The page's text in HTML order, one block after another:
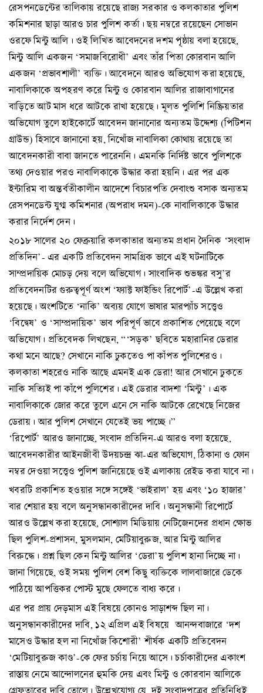
রেসপনডেন্টের তালিকায় রয়েছে রাজ্য সরকার ও কলকাতার পুলিশ
কমিশনার ছাড়া আরও চার পুলিশ কর্তা। ছয় নম্বরে রয়েছেন সোভান
ওরফে মিন্টু আলি। ওই লিখিত আবেদনের দশম পৃষ্ঠায় বলা হয়েছে,
মিন্টু আলি একজন ‘সমাজবিরোধী’ এবং তাঁর পিতা কোরবান আলি
একজন ‘প্রভাবশালী’ ব্যক্তি। আবেদনে আরও অভিযোগ করা হয়েছে,
নাবালিকাকে অপহরণ করে মিন্টু ও কোরবান আলির রাজাবাগানের
বাড়িতে আট মাস ধরে আটকে রাখা হয়েছে। মূলত পুলিশি নিষ্ক্রিয়তার
অভিযোগ তুলে হাইকোর্টে আবেদন জানানোর অন্যতম উদ্দেশ্য (পিটিশন
গ্রাউন্ড) হিসাবে জানানো হয়, নিখোঁজ নাবালিকা কোথায় রয়েছে তা
আবেদনকারী বাবা জানতে পারেননি। এমনকি নির্দিষ্ট ভাবে পুলিশকে
তথ্য দেওয়ার পরও নাবালিকাকে উদ্ধার করা হয়নি। এর পর এক
ইন্টারিম বা অন্তর্বতীকালীন আদেশে বিচারপতি দেবাংশু বসাক অন্যতম
রেসপনডেন্ট যুগ্ম কমিশনার (অপরাধ দমন)-কে নাবালিকাকে উদ্ধার
করার নির্দেশ দেন।
২০১৮ সালের ২০ ফেব্রুয়ারি কলকাতার অন্যতম প্রধান দৈনিক ‘সংবাদ
প্রতিদিন’- এর একটি প্রতিবেদন সামগ্রিক ভাবে এই ঘটনাটিকে
সাম্প্রদায়িক মোচড় দেয় বলে অভিযোগ। সাংবাদিক শুভঙ্কর বসু’র
প্রতিবেদনটির গুরুত্বপূর্ণ অংশ ‘ফ্যাক্ট ফাইন্ডিং রিপোর্ট’-এ উল্লেখ করা
হয়েছে। অংশটিতে ‘নাকি’ অব্যয় যোগে ভাষার মারপ্যাঁচ সত্ত্বেও
‘বিদ্বেষ’ ও ‘সাম্প্রদায়িক’ ভাব পরিপূর্ণ ভাবে প্রকাশিত পেয়েছে বলে
অভিযোগ। প্রতিবেদক লিখছেন, “‘সড়ক’ ছবিতে মহারানির ডেরার
কথা মনে আছে? সেখানে নাকি ঢুকতেও পা কাঁপত পুলিশেরও।
কলকাতা শহরেও নাকি আছে এমনই এক ডেরা! আর সেখানে ঢুকতে
নাকি সত্যিই পা কাঁপে পুলিশের। এই ডেরার বাদশা ‘মিন্টু’। এক
নাবালিকাকে জোর করে তুলে এনে সে নাকি আটকে রেখেছে নিজের
ডেরায়। আর পুলিশ সেখানে যেতেই ভয় পাচ্ছে।”
‘রিপোর্ট’ আরও জানাচ্ছে, সংবাদ প্রতিদিন-এ আরও বলা হয়েছে,
আবেদনকারীর আইনজীবী উদয়চন্দ্র ঝা-এর অভিযোগ, ঠিকানা ও ফোন
নম্বর দেওয়া সত্ত্বেও পুলিশ জানিয়েছে ওই এলাকায় রেইড করা যাবে না।
খবরটি প্রকাশিত হওয়ার সঙ্গে সঙ্গেই ‘ভাইরাল’ হয় এবং ‘১০ হাজার’
বার শেয়ার হয় বলে অনুসন্ধানকারীদের দাবি। অনুসন্ধানী রিপোর্টে
আরও উল্লেখ করা হয়েছে, সোশ্যাল মিডিয়ায় নেটিজেনদের প্রধান ক্ষোভ
ছিল পুলিশ-প্রশাসন, মুসলমান, মেটিয়াবুরুজ, আর মিন্টু আলির
বিরুদ্ধে। প্রশ্ন ছিল কেন মিন্টু আলির ‘ডেরা’য় পুলিশ হানা দিচ্ছে না।
জানা গিয়েছে, ওই সময় পুলিশ বেশ কিছু ব্যক্তিকে লালবাজারে ডেকে
পাঠিয়ে আপত্তিকর পোস্ট মুছে ফেলতে বাধ্য করে।
এর পর প্রায় দেড়মাস এই বিষয়ে কোনও সাড়াশব্দ ছিল না।
অনুসন্ধানকারীদের দাবি, ১২ এপ্রিল এই বিষয়ে আনন্দবাজারে ‘দশ
মাসেও উদ্ধার হল না নিখোঁজ কিশোরী’ শীর্ষক একটি প্রতিবেদন
‘মেটিয়াবুরুজ কাণ্ড’-কে ফের চর্চায় নিয়ে আসে। চর্চাকারীদের একাংশ
রাস্তায় নেমে আন্দোলনের হুমকি দেয় এবং মিন্টু ও কোরবান আলিকে
গ্রেফতারের দাবি তোলে। উল্লেখযোগ্য যে, দুই সংবাদপত্রের প্রতিনিধিই